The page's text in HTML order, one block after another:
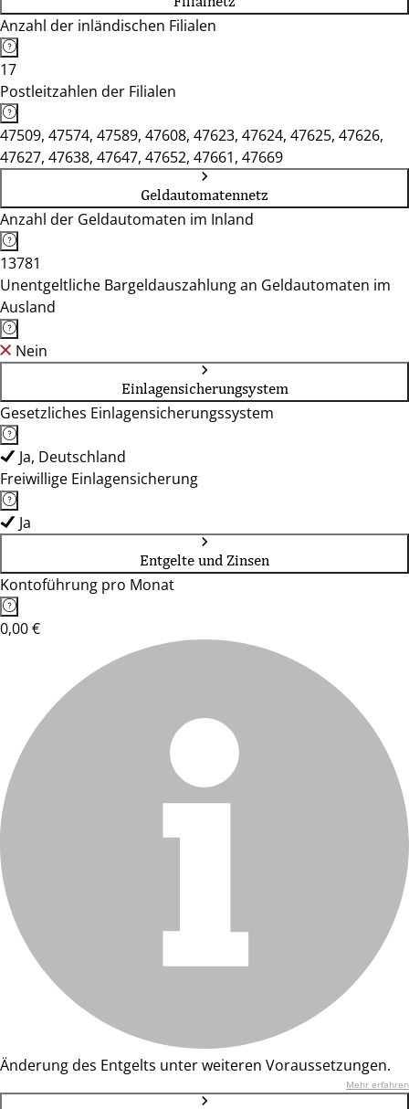
Anzahl der inländischen Filialen
17
Postleitzahlen der Filialen
47509, 47574, 47589, 47608, 47623, 47624, 47625, 47626,
47627, 47638, 47647, 47652, 47661, 47669
Geldautomatennetz
Anzahl der Geldautomaten im Inland
13781
Unentgeltliche Bargeldauszahlung an Geldautomaten im
Ausland
Nein
Einlagensicherungsystem
Gesetzliches Einlagensicherungssystem
Ja, Deutschland
Freiwillige Einlagensicherung
Ja
Entgelte und Zinsen
Kontoführung pro Monat
0,00 €
Änderung des Entgelts unter weiteren Voraussetzungen.
Mehr erfahren